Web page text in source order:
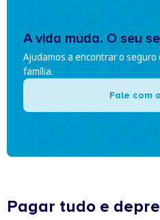
A vida muda. O seu
Ajudamos a encontrar o seguro
família.
Fale com
Pagar tudo e